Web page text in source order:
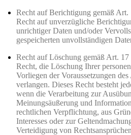
Recht auf Berichtigung gemäß
Recht auf unverzügliche
unrichtiger Daten und/oder
gespeicherten unvollständigen
Recht auf Löschung gemäß Art.
Recht, die Löschung Ihrer
Vorliegen der Voraussetzungen
verlangen. Dieses Recht besteht
wenn die Verarbeitung zur
Meinungsäußerung und
rechtlichen Verpflichtung, aus
Interesses oder zur
Verteidigung von